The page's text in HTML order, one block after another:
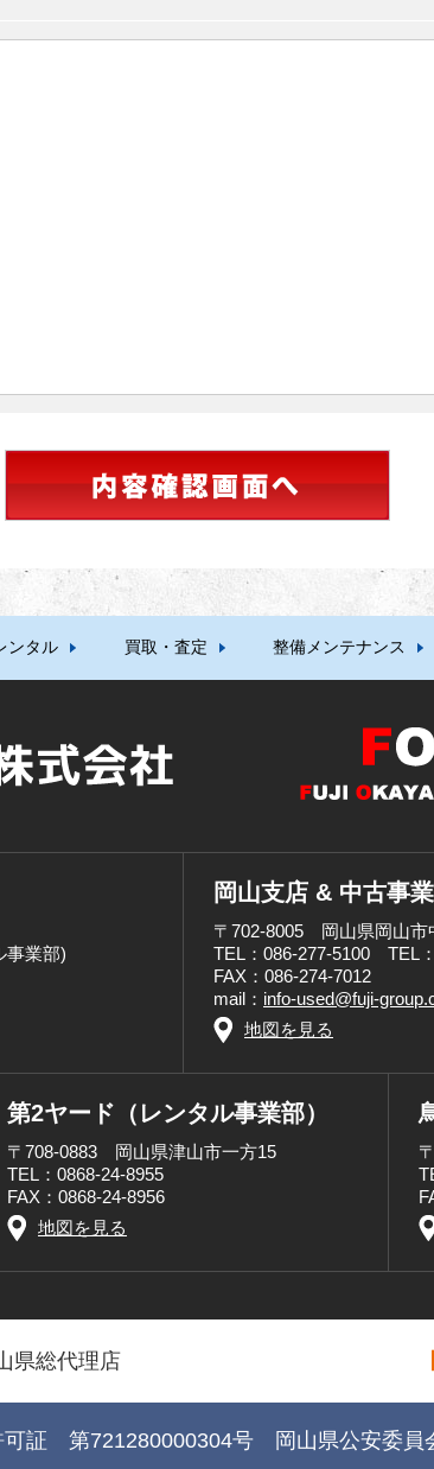
ンタル 買取・査定 整備メンテナンス
事業部)
岡山支店 & 中古事
〒702-8005 岡山県岡山市
TEL：086-277-5100 TEL
FAX：086-274-7012
mail： info-used@fuji-
地図を見る
第2ヤード（レンタル事業部）
〒708-0883 岡山県津山市一方15
TEL：0868-24-8955
FAX：0868-24-8956
地図を見る
県総代理店
可証 第721280000304号 岡山県公安委員